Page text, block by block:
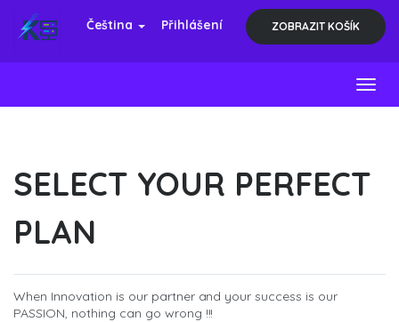
Čeština Přihlášení ZOBRAZIT KOŠÍK
SELECT YOUR PERFECT
PLAN
When Innovation is our partner and your success is our
PASSION, nothing can go wrong !!!